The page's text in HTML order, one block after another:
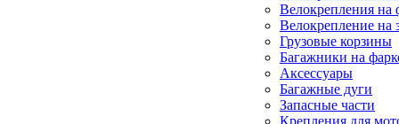
Велокрепления на
Велокрепление на
Грузовые корзины
Багажники на
Аксессуары
Багажные дуги
Запасные части
Крепления для